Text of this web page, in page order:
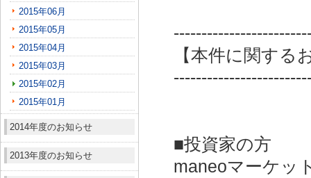
2015年06月
2015年05月
2015年04月
2015年03月
2015年02月
2015年01月
2014年度のお知らせ
2013年度のお知らせ
【本件に関する
■投資家の方
maneoマーケッ